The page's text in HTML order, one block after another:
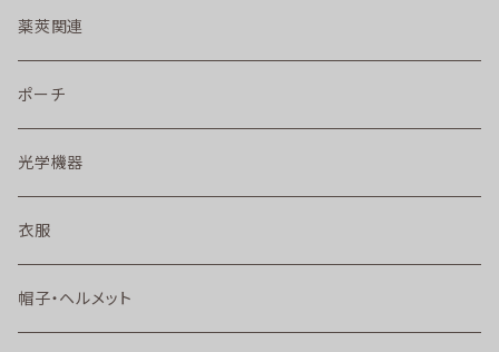
薬莢関連
ポーチ
光学機器
衣服
帽子・ヘルメット